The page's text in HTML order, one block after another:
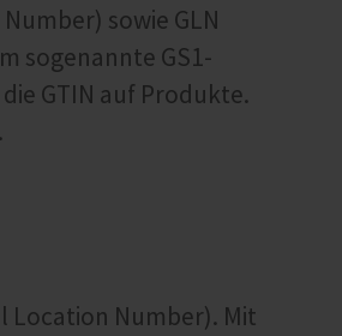
sowie GLN
sogenannte GS1-
GTIN auf Produkte.
Location Number). Mit